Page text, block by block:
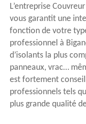
L’entreprise
vous garantit une
fonction de votre
professionnel à
d’isolants la plus
panneaux, vrac…
est fortement
professionnels tels
plus grande qualité